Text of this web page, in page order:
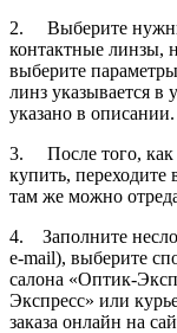
2. Выберите
контактные линзы,
выберите
линз указывается в
указано в описании.
3. После того, как
купить, переходите
там же можно
4. Заполните
e-mail), выберите
салона «Оптик-
Экспресс» или
заказа онлайн на